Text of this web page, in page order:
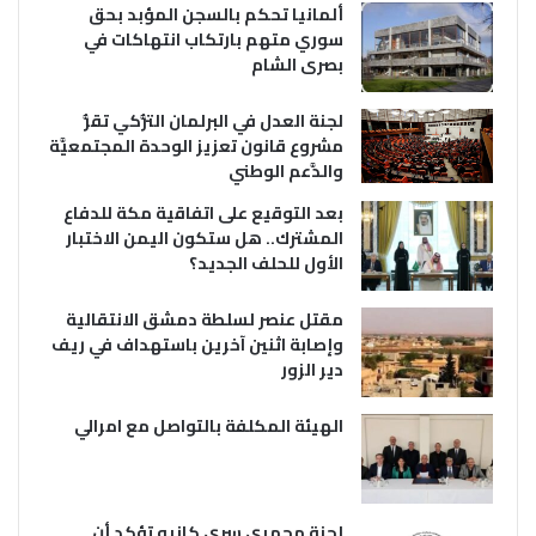
ألمانيا تحكم بالسجن المؤبد بحق
سوري متهم بارتكاب انتهاكات في
بصرى الشام
لجنة العدل في البرلمان التُّركي تقرُّ
مشروع قانون تعزيز الوحدة المجتمعيَّة
والدَّعم الوطني
بعد التوقيع على اتفاقية مكة للدفاع
المشترك.. هل ستكون اليمن الاختبار
الأول للحلف الجديد؟
مقتل عنصر لسلطة دمشق الانتقالية
وإصابة اثنين آخرين باستهداف في ريف
دير الزور
الهيئة المكلفة بالتواصل مع امرالي